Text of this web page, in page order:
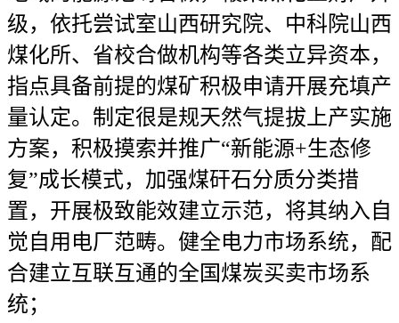
级，依托尝试室山西研究院、中科院山西
煤化所、省校合做机构等各类立异资本，
指点具备前提的煤矿积极申请开展充填产
量认定。制定很是规天然气提拔上产实施
方案，积极摸索并推广“新能源+生态修
复”成长模式，加强煤矸石分质分类措
置，开展极致能效建立示范，将其纳入自
觉自用电厂范畴。健全电力市场系统，配
合建立互联互通的全国煤炭买卖市场系
统；